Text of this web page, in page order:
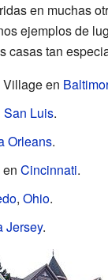
en muchas
ejemplos de
casas tan
en
San Luis.
Orleans.
Cincinnati.
, Ohio.
Jersey.